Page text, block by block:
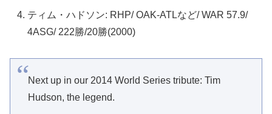
ティム・ハドソン: RHP/ OAK-ATLなど/ WAR 57.9/
4ASG/ 222勝/20勝(2000)
Next up in our 2014 World Series tribute: Tim
Hudson, the legend.